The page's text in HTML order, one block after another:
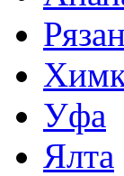
Уфа
Ялта